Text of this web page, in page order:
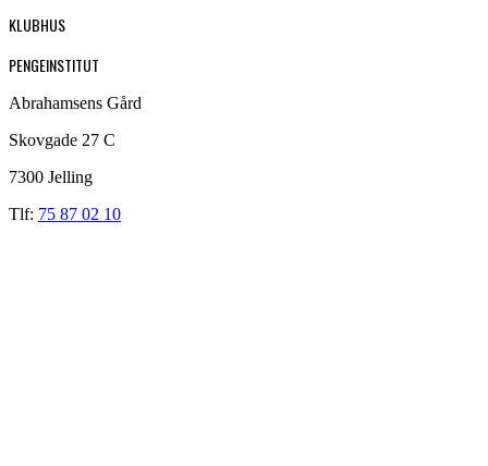
KLUBHUS
PENGEINSTITUT
Abrahamsens Gård
Skovgade 27 C
7300 Jelling
Tlf: 75 87 02 10